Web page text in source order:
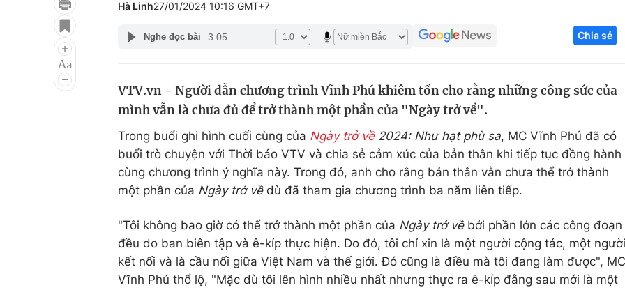
Điện ảnh
Âm nhạc
Du lịch
Chất lượng cuộc sống
Tuyển sinh
Hitech Công
Thị trường
Hà Linh27/01/2024 10:16 GMT+7
Nghe đọc bài 3:05 Chia sẻ
VTV.vn - Người dẫn chương trình Vĩnh Phú khiêm tốn cho rằng những công sức của
mình vẫn là chưa đủ để trở thành một phần của "Ngày trở về".
Trong buổi ghi hình cuối cùng của Ngày trở về2024: Như hạt phù sa, MC Vĩnh Phú đã có
buổi trò chuyện với Thời báo VTV và chia sẻ cảm xúc của bản thân khi tiếp tục đồng hành
cùng chương trình ý nghĩa này. Trong đó, anh cho rằng bản thân vẫn chưa thể trở thành
một phần của Ngày trở vềdù đã tham gia chương trình ba năm liên tiếp.
"Tôi không bao giờ có thể trở thành một phần của Ngày trở về bởi phần lớn các công đoạn
đều do ban biên tập và ê-kíp thực hiện. Do đó, tôi chỉ xin là một người cộng tác, một người
kết nối và là cầu nối giữa Việt Nam và thế giới. Đó cũng là điều mà tôi đang làm được", MC
Vĩnh Phú thổ lộ, "Mặc dù tôi lên hình nhiều nhất nhưng thực ra ê-kíp đằng sau mới là một